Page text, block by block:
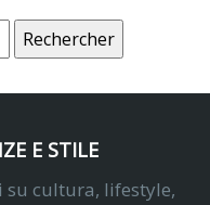
E STILE
cultura, lifestyle,